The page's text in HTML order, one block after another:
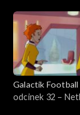
Galactik Football
odcinek 32 –